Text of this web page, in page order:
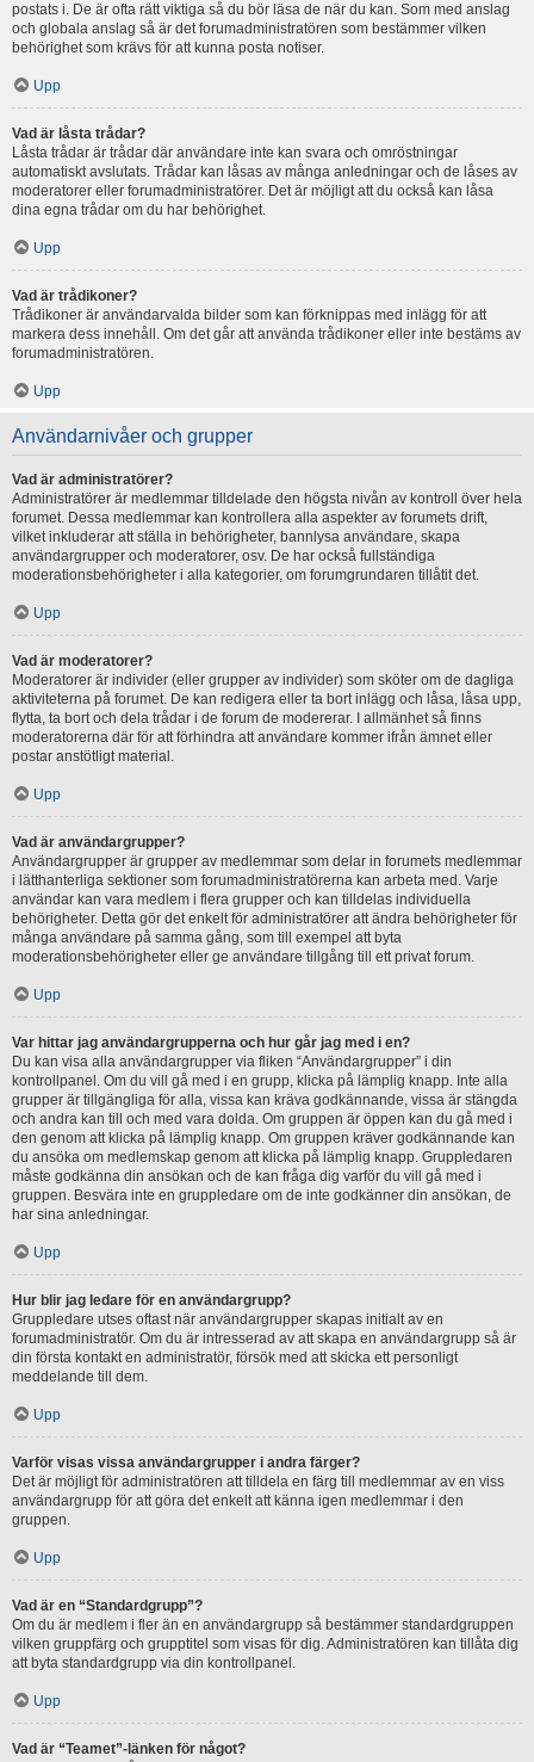
postats i. De är ofta rätt viktiga så du bör läsa de när du kan. Som med anslag
och globala anslag så är det forumadministratören som bestämmer vilken
behörighet som krävs för att kunna posta notiser.
Upp
Vad är låsta trådar?
Låsta trådar är trådar där användare inte kan svara och omröstningar
automatiskt avslutats. Trådar kan låsas av många anledningar och de låses av
moderatorer eller forumadministratörer. Det är möjligt att du också kan låsa
dina egna trådar om du har behörighet.
Upp
Vad är trådikoner?
Trådikoner är användarvalda bilder som kan förknippas med inlägg för att
markera dess innehåll. Om det går att använda trådikoner eller inte bestäms av
forumadministratören.
Upp
Användarnivåer och grupper
Vad är administratörer?
Administratörer är medlemmar tilldelade den högsta nivån av kontroll över hela
forumet. Dessa medlemmar kan kontrollera alla aspekter av forumets drift,
vilket inkluderar att ställa in behörigheter, bannlysa användare, skapa
användargrupper och moderatorer, osv. De har också fullständiga
moderationsbehörigheter i alla kategorier, om forumgrundaren tillåtit det.
Upp
Vad är moderatorer?
Moderatorer är individer (eller grupper av individer) som sköter om de dagliga
aktiviteterna på forumet. De kan redigera eller ta bort inlägg och låsa, låsa upp,
flytta, ta bort och dela trådar i de forum de modererar. I allmänhet så finns
moderatorerna där för att förhindra att användare kommer ifrån ämnet eller
postar anstötligt material.
Upp
Vad är användargrupper?
Användargrupper är grupper av medlemmar som delar in forumets medlemmar
i lätthanterliga sektioner som forumadministratörerna kan arbeta med. Varje
användar kan vara medlem i flera grupper och kan tilldelas individuella
behörigheter. Detta gör det enkelt för administratörer att ändra behörigheter för
många användare på samma gång, som till exempel att byta
moderationsbehörigheter eller ge användare tillgång till ett privat forum.
Upp
Var hittar jag användargrupperna och hur går jag med i en?
Du kan visa alla användargrupper via fliken “Användargrupper” i din
kontrollpanel. Om du vill gå med i en grupp, klicka på lämplig knapp. Inte alla
grupper är tillgängliga för alla, vissa kan kräva godkännande, vissa är stängda
och andra kan till och med vara dolda. Om gruppen är öppen kan du gå med i
den genom att klicka på lämplig knapp. Om gruppen kräver godkännande kan
du ansöka om medlemskap genom att klicka på lämplig knapp. Gruppledaren
måste godkänna din ansökan och de kan fråga dig varför du vill gå med i
gruppen. Besvära inte en gruppledare om de inte godkänner din ansökan, de
har sina anledningar.
Upp
Hur blir jag ledare för en användargrupp?
Gruppledare utses oftast när användargrupper skapas initialt av en
forumadministratör. Om du är intresserad av att skapa en användargrupp så är
din första kontakt en administratör, försök med att skicka ett personligt
meddelande till dem.
Upp
Varför visas vissa användargrupper i andra färger?
Det är möjligt för administratören att tilldela en färg till medlemmar av en viss
användargrupp för att göra det enkelt att känna igen medlemmar i den
gruppen.
Upp
Vad är en “Standardgrupp”?
Om du är medlem i fler än en användargrupp så bestämmer standardgruppen
vilken gruppfärg och grupptitel som visas för dig. Administratören kan tillåta dig
att byta standardgrupp via din kontrollpanel.
Upp
Vad är “Teamet”-länken för något?